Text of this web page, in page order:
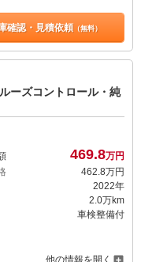
確認・見積依頼（無料）
ーズコントロール・純
469.8万円
462.8万円
2022年
2.0万km
車検整備付
他の情報を開く